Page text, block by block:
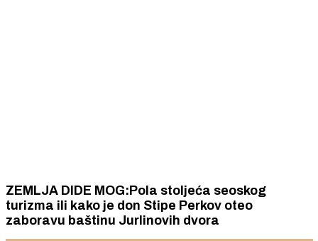
ZEMLJA DIDE MOG:Pola stoljeća seoskog
turizma ili kako je don Stipe Perkov oteo
zaboravu baštinu Jurlinovih dvora